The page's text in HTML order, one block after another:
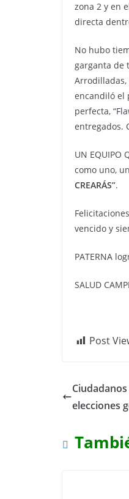
zona 2 y en
directa
No hubo
garganta de
encandiló el
perfecta,
entregados.
UN EQUIPO
como uno,
CREARÁS”.
vencido y
PATERNA
SALUD
Post
elecciones